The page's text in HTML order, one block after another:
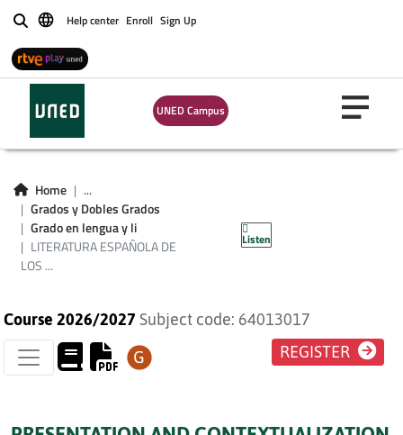
BuscarHelp center Enroll Sign Up
UNED Campus
Home
...
Grados y Dobles Grados
Grado en lengua y li
LITERATURA ESPAÑOLA DE
LOS ...
Listen
LITERATURA
ESPAÑOLA DE LOS
SIGLOS XVIII Y XIX
Course 2026/2027 Subject code: 64013017
REGISTER